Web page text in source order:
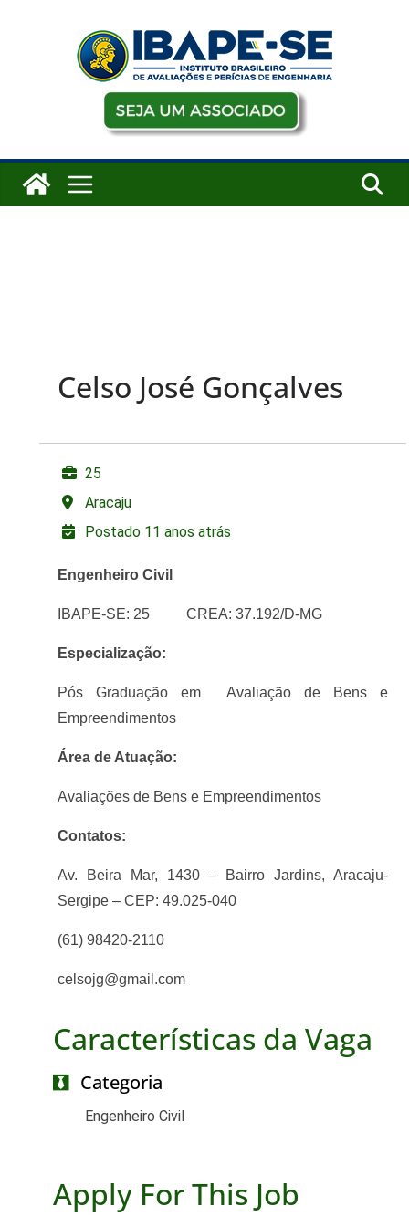
Celso José Gonçalves
25
Aracaju
Postado 11 anos atrás
Engenheiro Civil
IBAPE-SE: 25 CREA: 37.192/D-MG
Especialização:
Pós Graduação em Avaliação de Bens e
Empreendimentos
Área de Atuação:
Avaliações de Bens e Empreendimentos
Contatos:
Av. Beira Mar, 1430 – Bairro Jardins, Aracaju-
Sergipe – CEP: 49.025-040
(61) 98420-2110
celsojg@gmail.com
Características da Vaga
Categoria
Engenheiro Civil
Apply For This Job